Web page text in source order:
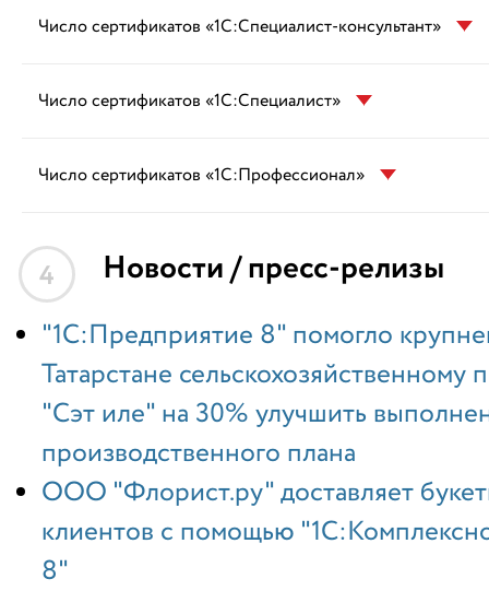
Число сертификатов «1С:Специалист-консультант»
Число сертификатов «1С:Специалист»
Число сертификатов «1С:Профессионал»
4 Новости / пресс-релизы
"1С:Предприятие 8" помогло
Татарстане
"Сэт иле" на 30% улучшить
производственного плана
ООО "Флорист.ру" доставляет
клиентов с помощью
8"